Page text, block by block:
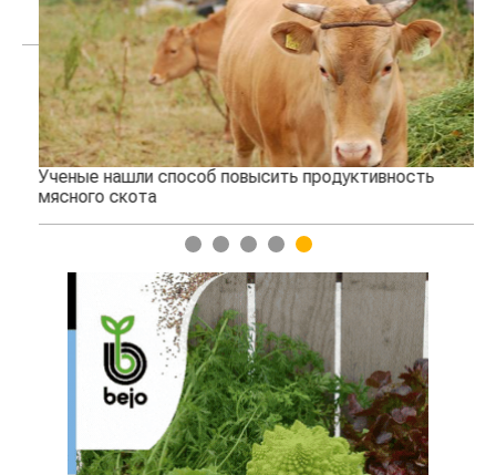
Ученые нашли способ повысить продуктивность
мясного скота
1 2 3 4 5